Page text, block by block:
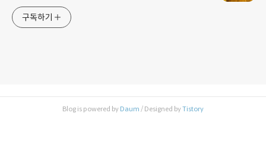
구독하기
Blog is powered by Daum / Designed byTistory